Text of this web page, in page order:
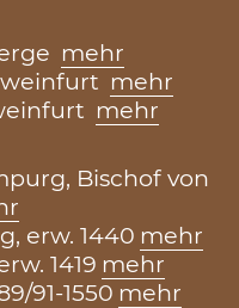
mehr
mehr
mehr
Bischof von
erw. 1440 mehr
1419 mehr
91-1550 mehr